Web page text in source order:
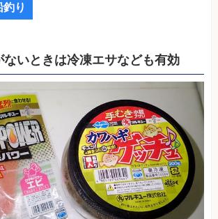
釣り
ないときは冷凍エサなども有効